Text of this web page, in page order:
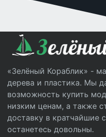
«Зелёный Кораблик» -
дерева и пластика. Мы
возможность купить
низким ценам, а также
доставку в кратчайшие
останетесь довольны.